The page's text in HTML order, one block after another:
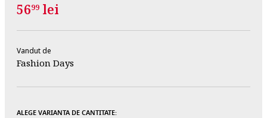
5699 lei
Vandut de
Fashion Days
ALEGE VARIANTA DE CANTITATE: